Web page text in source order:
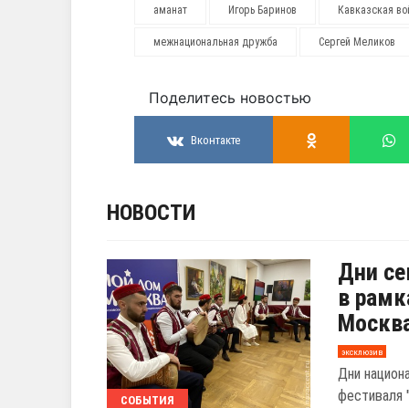
аманат Игорь Баринов Кавказская
межнациональная дружба Сергей Меликов
Поделитесь новостью
Вконтакте
НОВОСТИ
СОБЫТИЯ
Дни
в
эксклюзив
Дни